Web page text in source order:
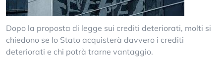
Dopo la proposta di legge sui crediti deteriorati, molti si
chiedono se lo Stato acquisterà davvero i crediti
deteriorati e chi potrà trarne vantaggio.